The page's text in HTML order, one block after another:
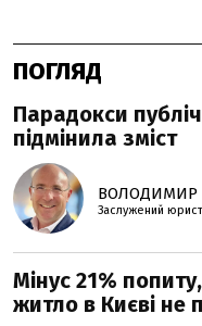
ПОГЛЯД
Парадокси
підмінила зміст
ВОЛОДИМИР
Заслужений
Мінус 21%
житло в Києві не